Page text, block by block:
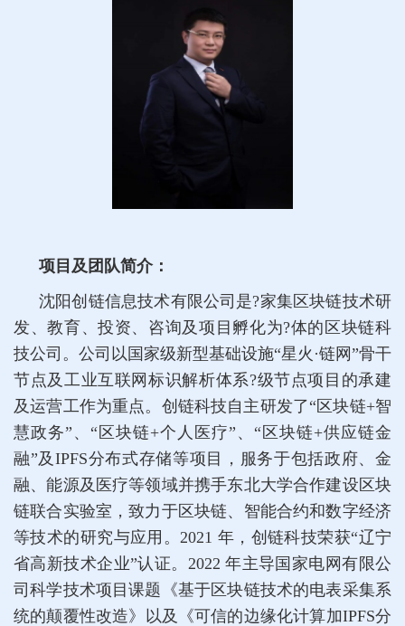
项目及团队简介：
沈阳创链信息技术有限公司是?家集区块链技术研
发、教育、投资、咨询及项目孵化为?体的区块链科
技公司。公司以国家级新型基础设施“星火·链网”骨干
节点及工业互联网标识解析体系?级节点项目的承建
及运营工作为重点。创链科技自主研发了“区块链+智
慧政务”、“区块链+个人医疗”、“区块链+供应链金
融”及IPFS分布式存储等项目，服务于包括政府、金
融、能源及医疗等领域并携手东北大学合作建设区块
链联合实验室，致力于区块链、智能合约和数字经济
等技术的研究与应用。2021 年，创链科技荣获“辽宁
省高新技术企业”认证。2022 年主导国家电网有限公
司科学技术项目课题《基于区块链技术的电表采集系
统的颠覆性改造》以及《可信的边缘化计算加IPFS分